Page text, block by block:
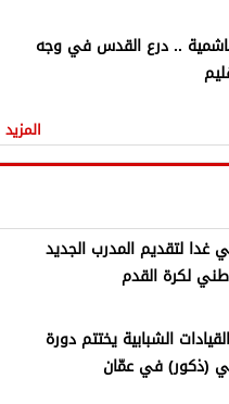
.. درع القدس في وجه
المزيد
لتقديم المدرب الجديد
لكرة القدم
الشبابية يختتم دورة
(ذكور) في عمّان